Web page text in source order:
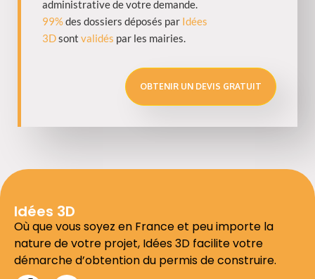
administrative de votre demande.
99%des dossiers déposés par Idées
3Dsont validés par les mairies.
OBTENIR UN DEVIS GRATUIT
Idées 3D
Où que vous soyez en France et peu importe la
nature de votre projet, Idées 3D facilite votre
démarche d’obtention du permis de construire.